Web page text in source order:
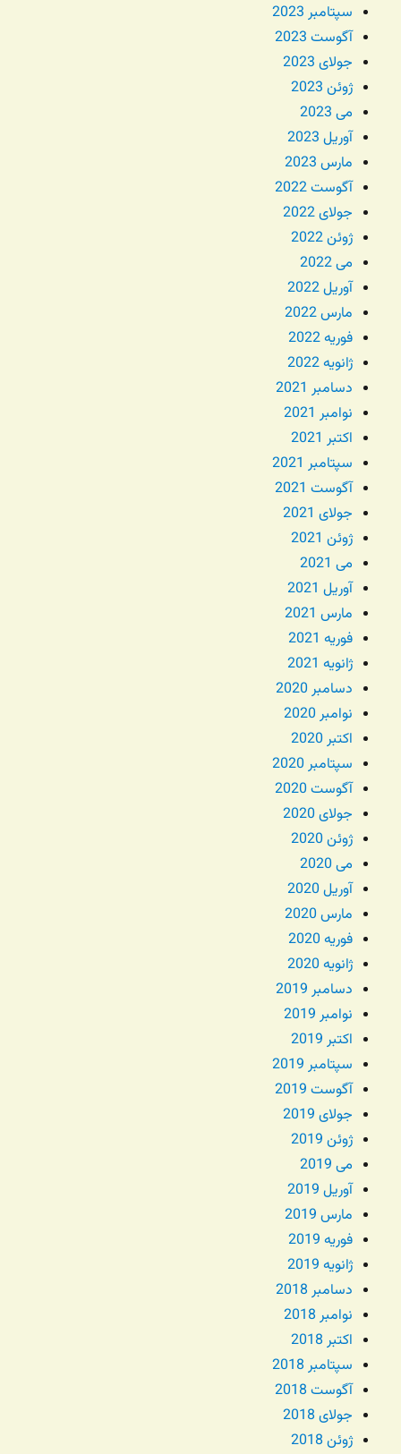
سپتامبر 2023
آگوست 2023
جولای 2023
ژوئن 2023
می 2023
آوریل 2023
مارس 2023
آگوست 2022
جولای 2022
ژوئن 2022
می 2022
آوریل 2022
مارس 2022
فوریه 2022
ژانویه 2022
دسامبر 2021
نوامبر 2021
اکتبر 2021
سپتامبر 2021
آگوست 2021
جولای 2021
ژوئن 2021
می 2021
آوریل 2021
مارس 2021
فوریه 2021
ژانویه 2021
دسامبر 2020
نوامبر 2020
اکتبر 2020
سپتامبر 2020
آگوست 2020
جولای 2020
ژوئن 2020
می 2020
آوریل 2020
مارس 2020
فوریه 2020
ژانویه 2020
دسامبر 2019
نوامبر 2019
اکتبر 2019
سپتامبر 2019
آگوست 2019
جولای 2019
ژوئن 2019
می 2019
آوریل 2019
مارس 2019
فوریه 2019
ژانویه 2019
دسامبر 2018
نوامبر 2018
اکتبر 2018
سپتامبر 2018
آگوست 2018
جولای 2018
ژوئن 2018